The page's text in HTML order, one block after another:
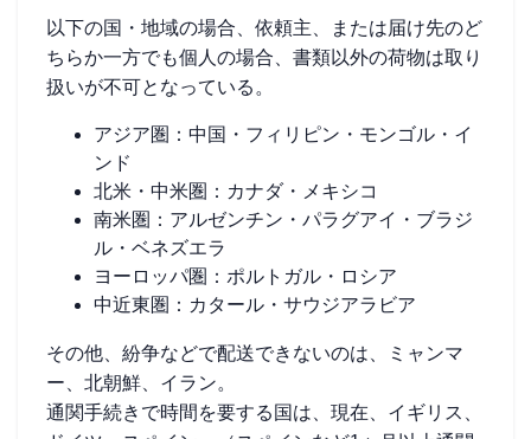
以下の国・地域の場合、依頼主、または届け先のど
ちらか一方でも個人の場合、書類以外の荷物は取り
扱いが不可となっている。
アジア圏：中国・フィリピン・モンゴル・イ
ンド
北米・中米圏：カナダ・メキシコ
南米圏：アルゼンチン・パラグアイ・ブラジ
ル・ベネズエラ
ヨーロッパ圏：ポルトガル・ロシア
中近東圏：カタール・サウジアラビア
その他、紛争などで配送できないのは、ミャンマ
ー、北朝鮮、イラン。
通関手続きで時間を要する国は、現在、イギリス、